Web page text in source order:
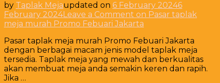
by Taplak Mejaupdated on 6 February 20246
February 2024Leave a Comment on Pasar taplak
meja murah Promo Febuari Jakarta
Pasar taplak meja murah Promo Febuari Jakarta
dengan berbagai macam jenis model taplak meja
tersedia. Taplak meja yang mewah dan berkualitas
akan membuat meja anda semakin keren dan rapih.
Jika …